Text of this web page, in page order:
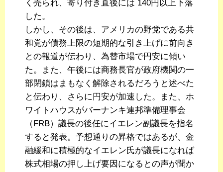
く売られ、寄り付き直後には 140円以上下落
した。
しかし、その後は、アメリカの野党である共
和党が債務上限の短期的な引き上げに前向き
との報道が伝わり、為替市場で円安に傾い
た。また、午後には商務長官が政府機関の一
部閉鎖はまもなく解除されるだろうと述べた
と伝わり、さらに円安が加速した。また、ホ
ワイトハウスがバーナンキ連邦準備理事会
（FRB）議長の後任にイエレン副議長を指名
すると発表。予想通りの昇格ではあるが、金
融緩和に積極的なイエレン氏が議長になれば
株式相場の押し上げ要因になるとの声が聞か